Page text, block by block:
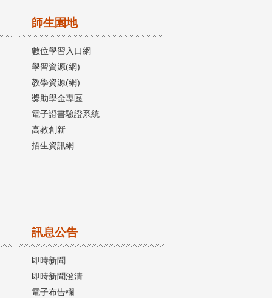
師生園地
數位學習入口網
學習資源(網)
教學資源(網)
獎助學金專區
電子證書驗證系統
高教創新
招生資訊網
訊息公告
即時新聞
即時新聞澄清
電子布告欄